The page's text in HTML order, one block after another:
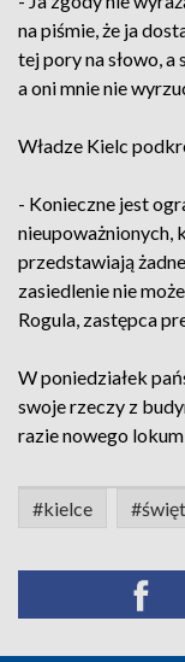
na piśmie, że ja
tej pory na słowo, a
a oni mnie nie
Władze Kielc
- Konieczne jest
nieupoważnionych,
przedstawiają
zasiedlenie nie
Rogula, zastępca
W poniedziałek
swoje rzeczy z
razie nowego
#kielce